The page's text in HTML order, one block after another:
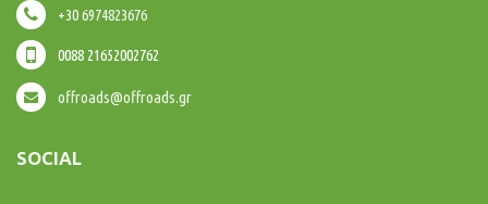
+30 6974823676
0088 21652002762
offroads@offroads.gr
SOCIAL